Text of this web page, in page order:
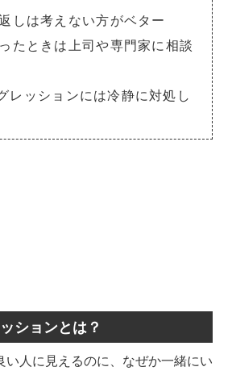
しは考えない方がベター
たときは上司や専門家に相談
レッションには冷静に対処し
ションとは？
い人に見えるのに、なぜか一緒にい